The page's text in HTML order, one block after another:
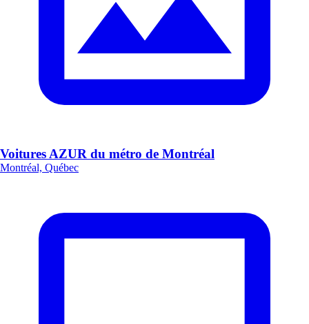
Voitures AZUR du métro de Montréal
Montréal, Québec